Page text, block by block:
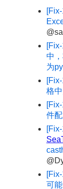
中
为
格
件
可